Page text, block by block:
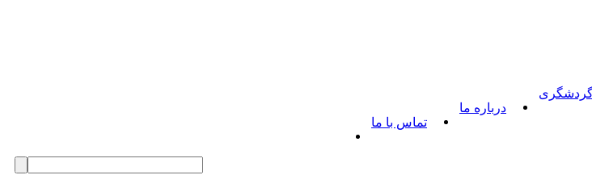
گردشگری
درباره ما
تماس با ما